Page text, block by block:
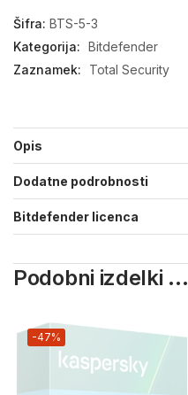
Šifra: BTS-5-3
Kategorija: Bitdefender
Zaznamek:
Total Security
Opis
Dodatne podrobnosti
Bitdefender licenca
Podobni izdelki ...
-47%